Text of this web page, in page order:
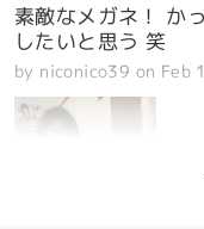
素敵なメガネ！ か
したいと思う 笑
by niconico39 on Feb